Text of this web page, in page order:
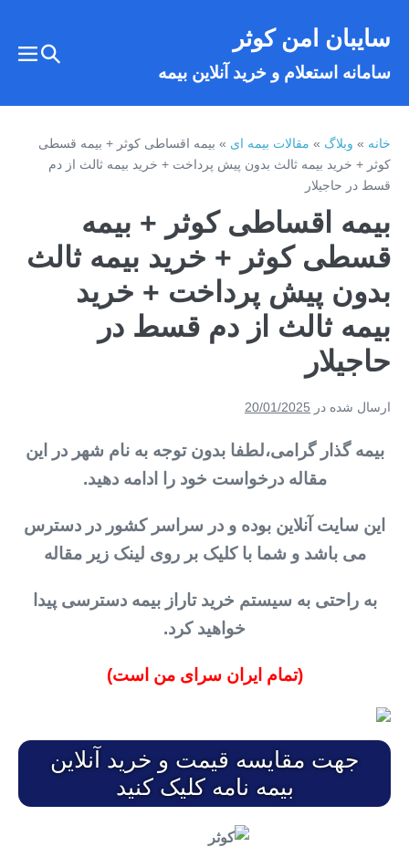
سایبان امن کوثر
سامانه استعلام و خرید آنلاین بیمه
تغییر
خانه»وبلاگ»مقالات بیمه ای»بیمه اقساطی کوثر + بیمه قسطی
کوثر + خرید بیمه ثالث بدون پیش پرداخت + خرید بیمه ثالث از دم
قسط در حاجیلار
بیمه اقساطی کوثر + بیمه
قسطی کوثر + خرید بیمه ثالث
بدون پیش پرداخت + خرید
بیمه ثالث از دم قسط در
حاجیلار
ارسال شده در 20/01/2025
بیمه گذار گرامی،لطفا بدون توجه به نام شهر در این
مقاله درخواست خود را ادامه دهید.
این سایت آنلاین بوده و در سراسر کشور در دسترس
می باشد و شما با کلیک بر روی لینک زیر مقاله
به راحتی به سیستم خرید تاراز بیمه دسترسی پیدا
خواهید کرد.
(تمام ایران سرای من است)
جهت مقایسه قیمت و خرید آنلاین
بیمه نامه کلیک کنید